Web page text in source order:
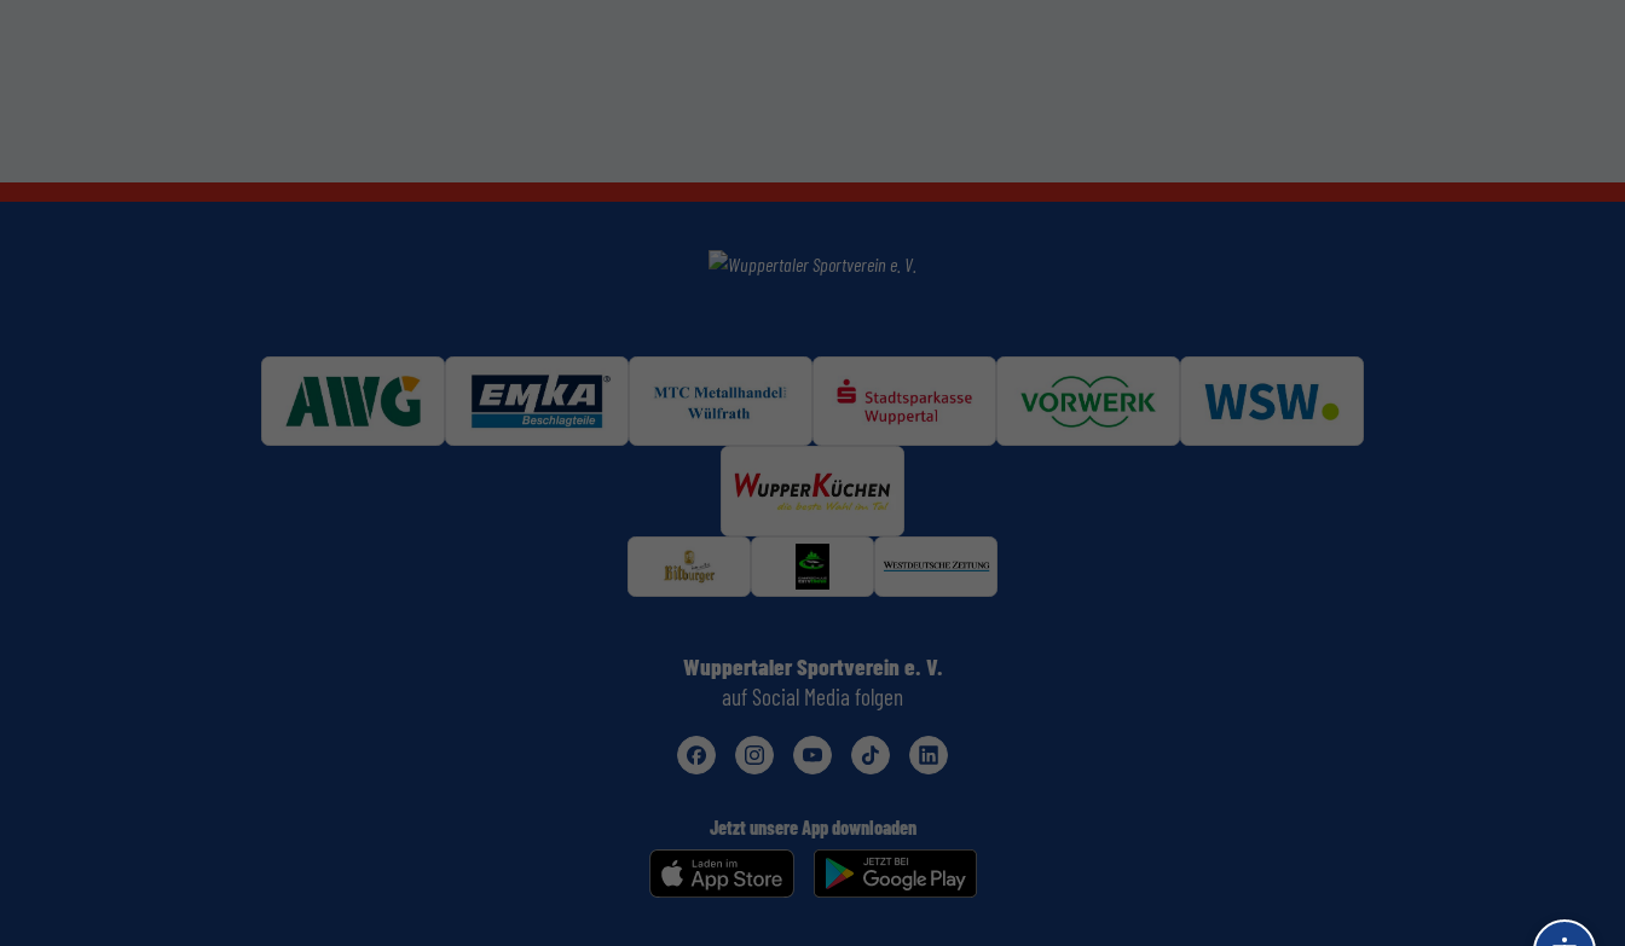
Wuppertaler Sportverein e. V.
auf Social Media folgen
Jetzt unsere App downloaden